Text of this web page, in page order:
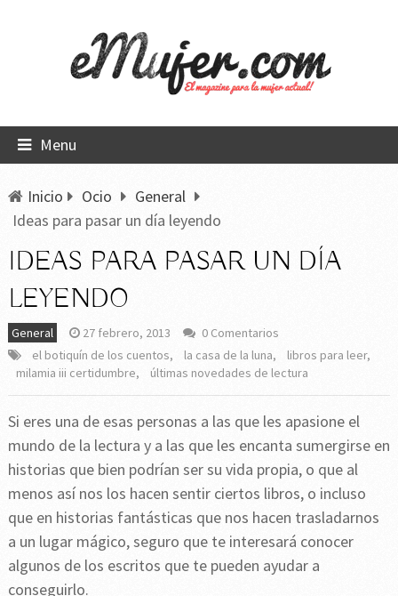
Menu
Inicio Ocio
General
Ideas para pasar un día leyendo
IDEAS PARA PASAR UN DÍA
LEYENDO
General 27 febrero, 2013
0 Comentarios
el botiquín de los cuentos, la casa de la luna, libros para leer,
milamia iii certidumbre, últimas novedades de lectura
Si eres una de esas personas a las que les apasione el
mundo de la lectura y a las que les encanta sumergirse en
historias que bien podrían ser su vida propia, o que al
menos así nos los hacen sentir ciertos libros, o incluso
que en historias fantásticas que nos hacen trasladarnos
a un lugar mágico, seguro que te interesará conocer
algunos de los escritos que te pueden ayudar a
conseguirlo.